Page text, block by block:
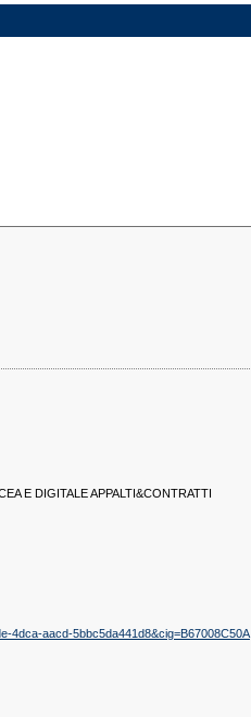
E DIGITALE APPALTI&CONTRATTI
4dca-aacd-5bbc5da441d8&cig=B67008C50A